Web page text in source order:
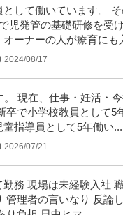
して働いています。
児発管の基礎研修を受
オーナーの人が療育にも
2024/08/17
。 現在、仕事・妊活・
卒で小学校教員として5
指導員として5年働い...
2026/07/21
勤務 現場は未経験入社
管理者の言いなり 反論